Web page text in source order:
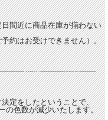
間近に商品在庫が揃わない
約はお受けできません）。
定をしたということで、
の色数が減少いたします。